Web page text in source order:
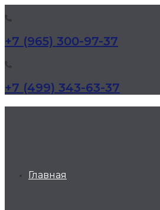
+7 (965) 300-97-37
+7 (499) 343-63-37
Главная